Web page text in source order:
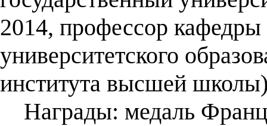
2014, профессор
университетского
института высшей
Награды: медаль